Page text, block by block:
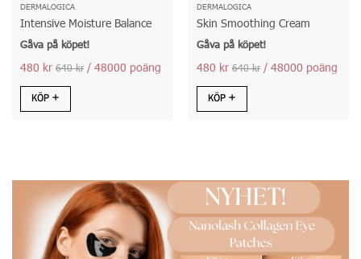
DERMALOGICA
Intensive Moisture Balance
Gåva på köpet!
480 kr 640 kr/ 48000 poäng
KÖP
DERMALOGICA
Skin Smoothing Cream
Gåva på köpet!
480 kr 640 kr/ 48000 poäng
KÖP